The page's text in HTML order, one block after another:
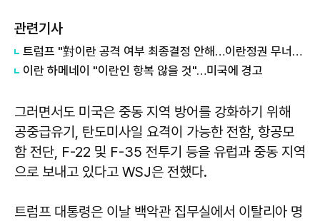
관련기사
트럼프 "對이란 공격 여부 최종결정 안해…이란정권 무너질 수도 있어"
이란 하메네이 "이란인 항복 않을 것"…미국에 경고
그러면서도 미국은 중동 지역 방어를 강화하기 위해
공중급유기, 탄도미사일 요격이 가능한 전함, 항공모
함 전단, F-22 및 F-35 전투기 등을 유럽과 중동 지역
으로 보내고 있다고 WSJ은 전했다.
트럼프 대통령은 이날 백악관 집무실에서 이탈리아 명